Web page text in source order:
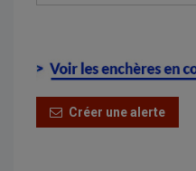
Créer une alerte